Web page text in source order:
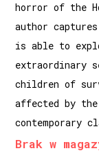
horror of the
author
is able to
extraordinary
children of
affected by
contemporary
Brak w